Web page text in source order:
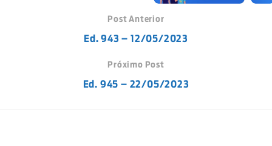
Post Anterior
Ed. 943 – 12/05/2023
Próximo Post
Ed. 945 – 22/05/2023